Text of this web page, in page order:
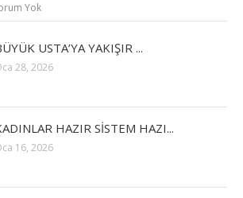
Yok
USTA’YA YAKIŞIR ...
28, 2026
HAZIR SİSTEM HAZI...
16, 2026